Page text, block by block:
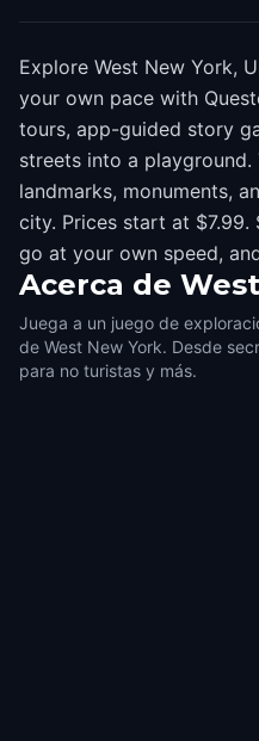
Explore West New York,
your own pace with
tours, app-guided story
streets into a playground.
landmarks, monuments,
city. Prices start at $7.99.
go at your own speed,
Acerca de
Juega a un juego de
de West New York. Desde
para no turistas y más.